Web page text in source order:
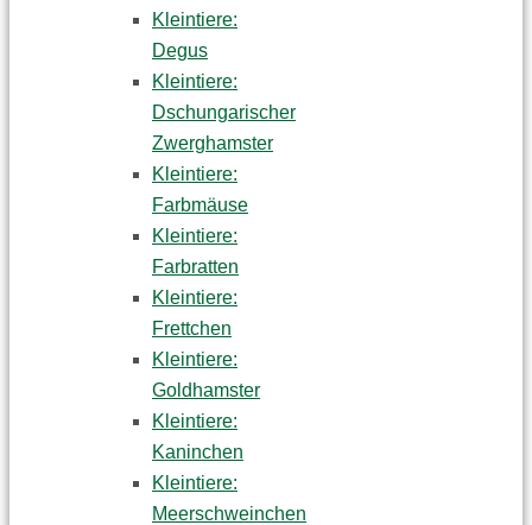
Kleintiere:
Degus
Kleintiere:
Dschungarischer
Zwerghamster
Kleintiere:
Farbmäuse
Kleintiere:
Farbratten
Kleintiere:
Frettchen
Kleintiere:
Goldhamster
Kleintiere:
Kaninchen
Kleintiere:
Meerschweinchen